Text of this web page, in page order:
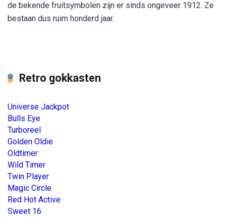
de bekende fruitsymbolen zijn er sinds ongeveer 1912. Ze
bestaan dus ruim honderd jaar.
Retro gokkasten
Universe Jackpot
Bulls Eye
Turboreel
Golden Oldie
Oldtimer
Wild Timer
Twin Player
Magic Circle
Red Hot Active
Sweet 16